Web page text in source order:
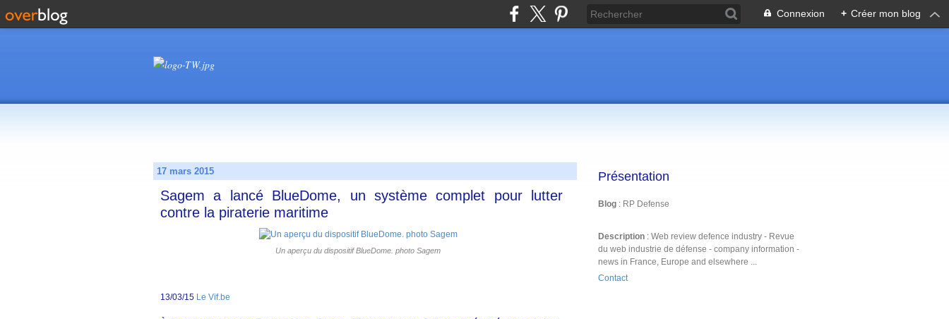
Connexion + Créer mon blog
17 mars 2015
Sagem a lancé BlueDome, un système complet pour lutter
contre la piraterie maritime
Un aperçu du dispositif BlueDome. photo Sagem
13/03/15 Le Vif.be
Présentation
Blog : RP Defense
Description : Web review defence industry - Revue
du web industrie de défense - company information -
news in France, Europe and elsewhere ...
Contact